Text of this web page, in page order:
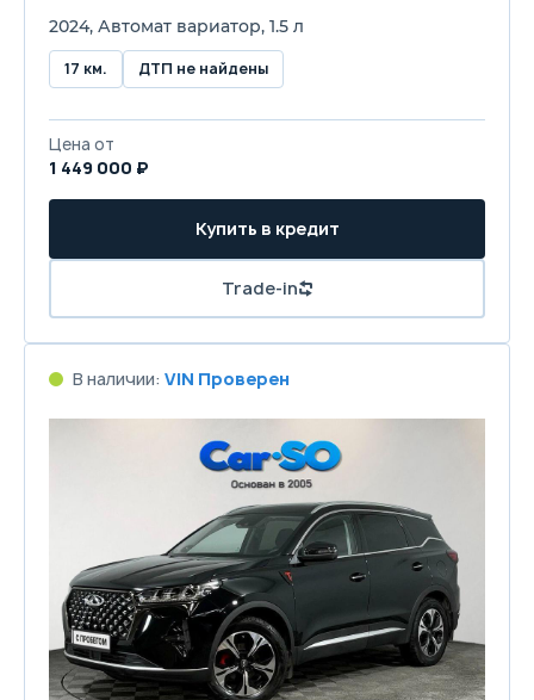
2024, Автомат вариатор, 1.5 л
17 км. ДТП не найдены
Цена от
1 449 000 ₽
Купить в кредит
Trade-in
В наличии: VIN Проверен